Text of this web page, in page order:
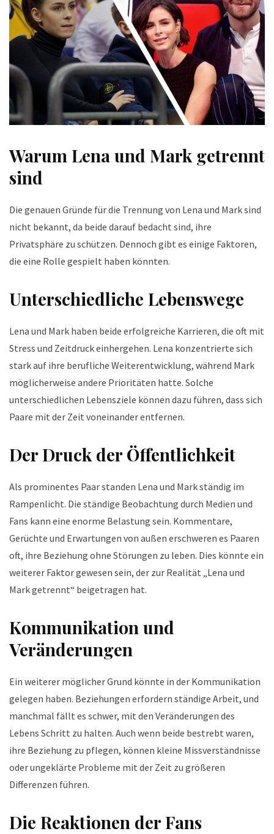
Warum Lena und Mark getrennt
sind
Die genauen Gründe für die Trennung von Lena und Mark sind
nicht bekannt, da beide darauf bedacht sind, ihre
Privatsphäre zu schützen. Dennoch gibt es einige Faktoren,
die eine Rolle gespielt haben könnten.
Unterschiedliche Lebenswege
Lena und Mark haben beide erfolgreiche Karrieren, die oft mit
Stress und Zeitdruck einhergehen. Lena konzentrierte sich
stark auf ihre berufliche Weiterentwicklung, während Mark
möglicherweise andere Prioritäten hatte. Solche
unterschiedlichen Lebensziele können dazu führen, dass sich
Paare mit der Zeit voneinander entfernen.
Der Druck der Öffentlichkeit
Als prominentes Paar standen Lena und Mark ständig im
Rampenlicht. Die ständige Beobachtung durch Medien und
Fans kann eine enorme Belastung sein. Kommentare,
Gerüchte und Erwartungen von außen erschweren es Paaren
oft, ihre Beziehung ohne Störungen zu leben. Dies könnte ein
weiterer Faktor gewesen sein, der zur Realität „Lena und
Mark getrennt“ beigetragen hat.
Kommunikation und
Veränderungen
Ein weiterer möglicher Grund könnte in der Kommunikation
gelegen haben. Beziehungen erfordern ständige Arbeit, und
manchmal fällt es schwer, mit den Veränderungen des
Lebens Schritt zu halten. Auch wenn beide bestrebt waren,
ihre Beziehung zu pflegen, können kleine Missverständnisse
oder ungeklärte Probleme mit der Zeit zu größeren
Differenzen führen.
Die Reaktionen der Fans